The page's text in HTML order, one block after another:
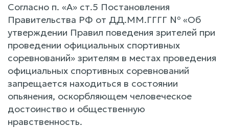
Согласно п. «А» ст.5 Постановления
Правительства РФ от ДД.ММ.ГГГГ № «Об
утверждении Правил поведения зрителей при
проведении официальных спортивных
соревнований» зрителям в местах проведения
официальных спортивных соревнований
запрещается находиться в состоянии
опьянения, оскорбляющем человеческое
достоинство и общественную
нравственность.